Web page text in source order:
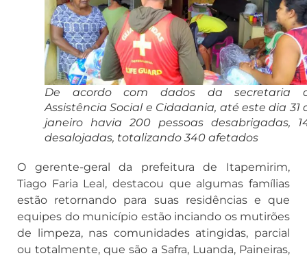
De acordo com dados da secretaria
Assistência Social e Cidadania, até este dia 31
janeiro havia 200 pessoas desabrigadas,
desalojadas, totalizando 340 afetados
O gerente-geral da prefeitura de Itapemirim,
Tiago Faria Leal, destacou que algumas famílias
estão retornando para suas residências e que
equipes do município estão inciando os mutirões
de limpeza, nas comunidades atingidas, parcial
ou totalmente, que são a Safra, Luanda, Paineiras,